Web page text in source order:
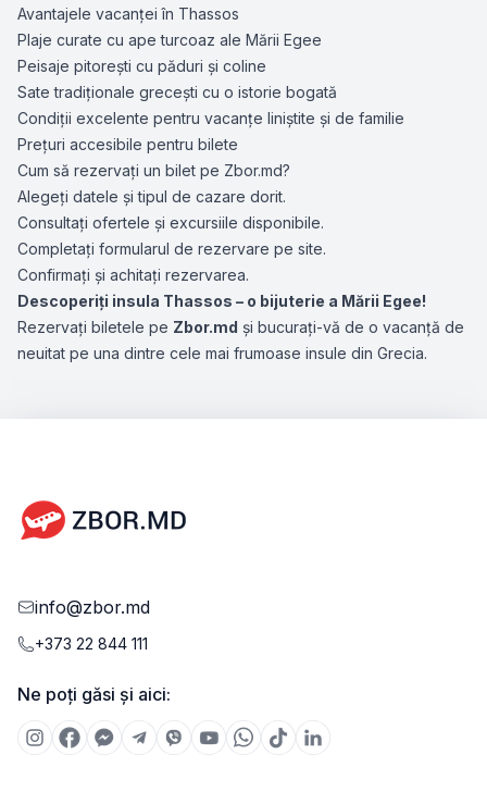
Avantajele vacanței în Thassos
Plaje curate cu ape turcoaz ale Mării Egee
Peisaje pitorești cu păduri și coline
Sate tradiționale grecești cu o istorie bogată
Condiții excelente pentru vacanțe liniștite și de familie
Prețuri accesibile pentru bilete
Cum să rezervați un bilet pe Zbor.md?
Alegeți datele și tipul de cazare dorit.
Consultați ofertele și excursiile disponibile.
Completați formularul de rezervare pe site.
Confirmați și achitați rezervarea.
Descoperiți insula Thassos – o bijuterie a Mării Egee!
Rezervați biletele pe Zbor.md și bucurați-vă de o vacanță de
neuitat pe una dintre cele mai frumoase insule din Grecia.
info@zbor.md
+373 22 844 111
Ne poți găsi și aici: